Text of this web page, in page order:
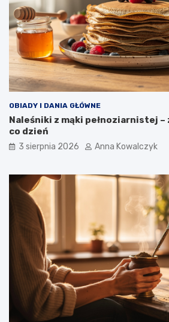
OBIADY I DANIA GŁÓWNE
Naleśniki z mąki pełnoziarnistej
co dzień
3 sierpnia 2026 Anna Kowalczyk